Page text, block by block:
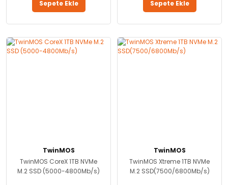
Sepete Ekle Sepete Ekle
TwinMOS
TwinMOS CoreX 1TB NVMe
M.2 SSD (5000-4800Mb/s)
TwinMOS
TwinMOS Xtreme 1TB NVMe
M.2 SSD(7500/6800Mb/s)